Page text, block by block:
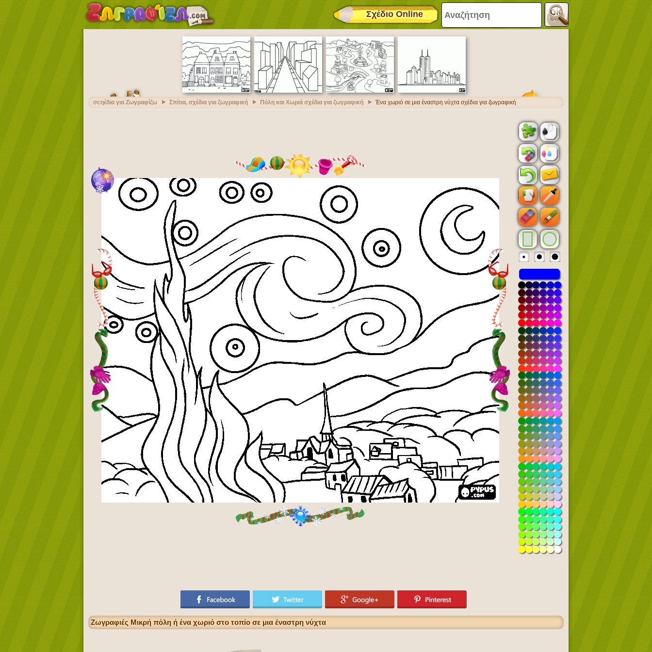
Σχέδιο Online
σcηέδια για Ζωγραφίζω Σπίτια, σχέδια για ζωγραφική Πόλη και Χωριά σχέδια για ζωγραφική Ένα χωριό σε μια έναστρη νύχτα σχέδια για ζωγραφική
Ζωγραφιές Μικρή πόλη ή ένα χωριό στο τοπίο σε μια έναστρη νύχτα